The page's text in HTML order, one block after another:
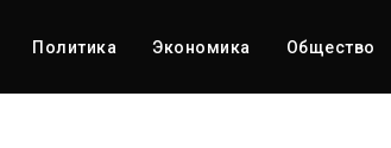
Политика Экономика Общество